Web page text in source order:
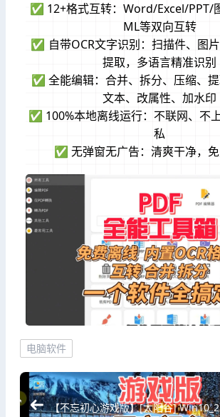
✅ 12+格式互转：Word/Excel/PPT/
ML等双向互转
✅ 自带OCR文字识别：扫描件、图
提取，多语言精准识别
✅ 全能编辑：合并、拆分、压缩、
文本、改属性、加水印
✅ 100%本地离线运行：不联网、不
私
✅ 无弹窗无广告：清爽干净，
电脑软件
【不忘初心游戏版】[太阳谷]